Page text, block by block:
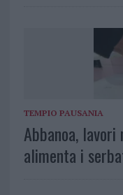
TEMPIO PAUSANIA
Abbanoa, lavori
alimenta i